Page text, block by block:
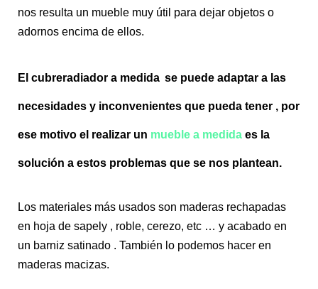
nos resulta un mueble muy útil para dejar objetos o
adornos encima de ellos.
El cubreradiador a medida se puede adaptar a las
necesidades y inconvenientes que pueda tener , por
ese motivo el realizar un mueble a medida es la
solución a estos problemas que se nos plantean.
Los materiales más usados son maderas rechapadas
en hoja de sapely , roble, cerezo, etc … y acabado en
un barniz satinado . También lo podemos hacer en
maderas macizas.